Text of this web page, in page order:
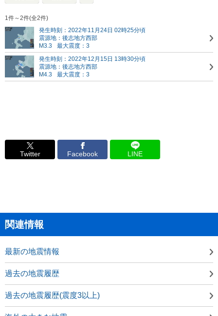
1件～2件(全2件)
発生時刻：2022年11月24日 02時25分頃
震源地：後志地方西部
M3.3
最大震度：3
発生時刻：2022年12月15日 13時30分頃
震源地：後志地方西部
M4.3
最大震度：3
Twitter Facebook LINE
関連情報
最新の地震情報
過去の地震履歴
過去の地震履歴(震度3以上)